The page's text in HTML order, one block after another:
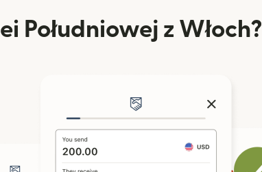
Południowej z Włoch?